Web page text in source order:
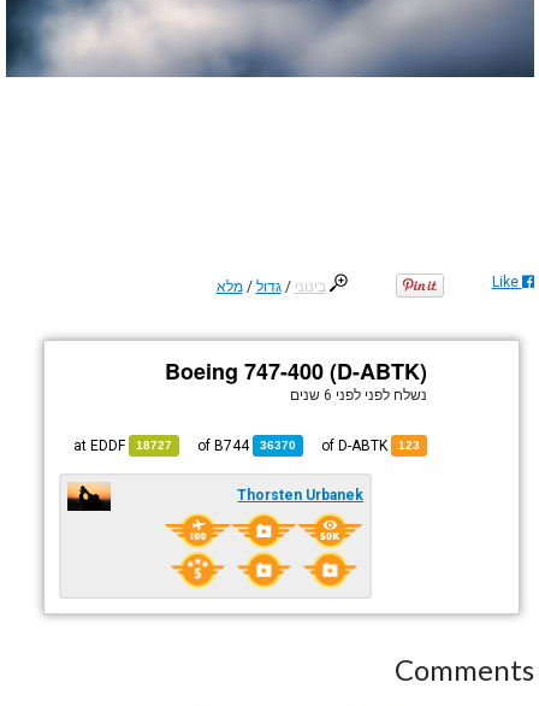
בינוני /גדול /מלא Like
Boeing 747-400 (D-ABTK)
נשלח לפני לפני 6 שנים
123
36370
of
B744
18727
at
EDDF
Thorsten Urbanek
Comments